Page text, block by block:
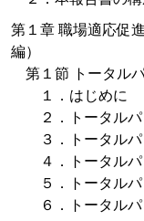
第１章 職場適応促
編）
第１節 トータル
１．はじめに
２．トータル
３．トータル
４．トータル
５．トータル
６．トータル